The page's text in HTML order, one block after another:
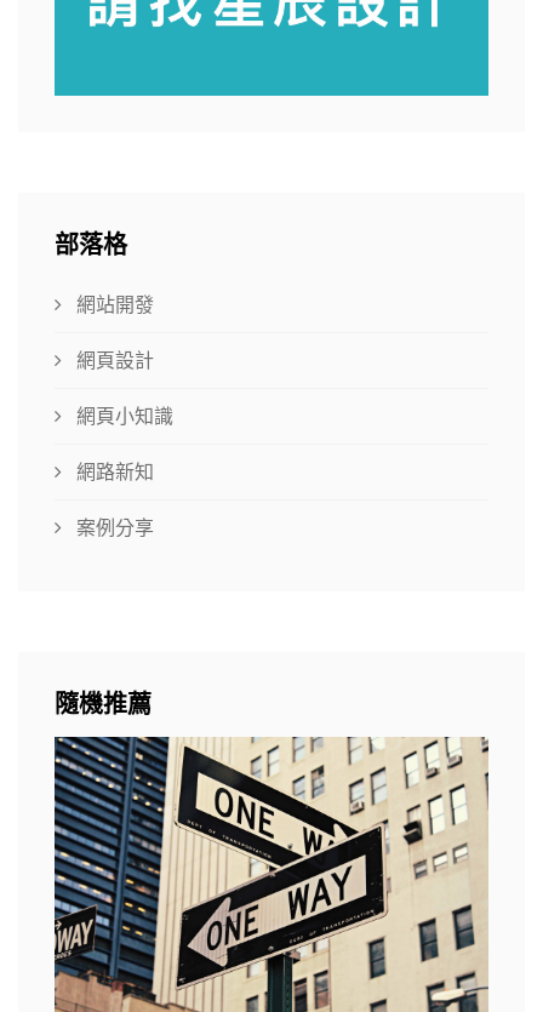
部落格
網站開發
網頁設計
網頁小知識
網路新知
案例分享
隨機推薦